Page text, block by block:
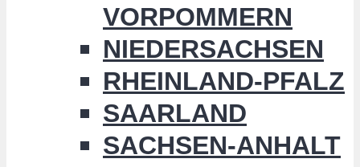
VORPOMMERN
NIEDERSACHSEN
RHEINLAND-PFALZ
SAARLAND
SACHSEN-ANHALT